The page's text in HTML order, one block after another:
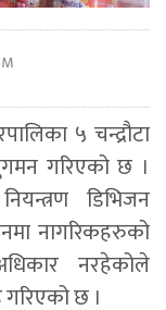
५ चन्द्रौटा
गरिएको छ ।
डिभिजन
नागरिकहरुको
नरहेकोले
छ ।